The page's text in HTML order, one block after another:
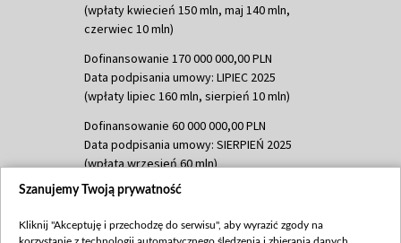
(wpłaty kwiecień 150 mln, maj 140 mln,
czerwiec 10 mln)
Dofinansowanie 170 000 000,00 PLN
Data podpisania umowy: LIPIEC 2025
(wpłaty lipiec 160 mln, sierpień 10 mln)
Dofinansowanie 60 000 000,00 PLN
Data podpisania umowy: SIERPIEŃ 2025
(wpłata wrzesień 60 mln)
Dofinansowanie 635 783 051,21 PLN
(wpłata wrzesień 100 mln, październik 350
Szanujemy Twoją prywatność
Kliknij "Akceptuję i przechodzę do serwisu", aby wyrazić zgody na